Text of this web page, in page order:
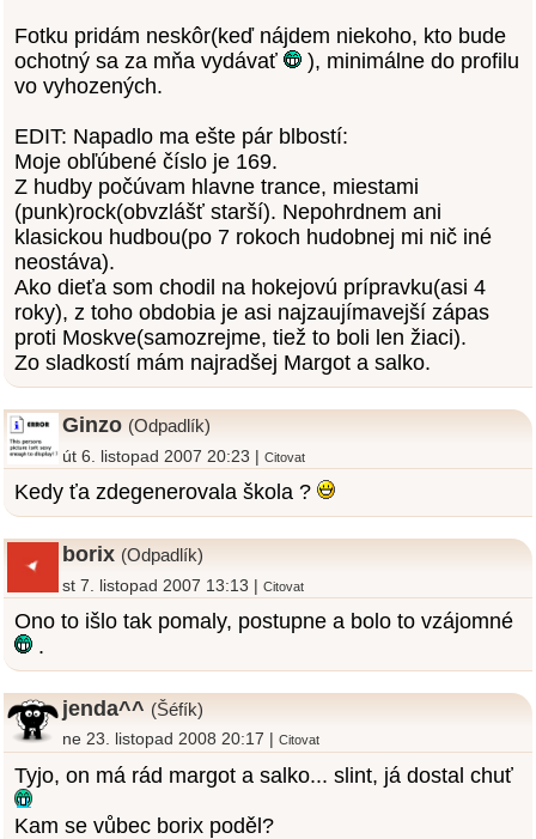
Fotku pridám neskôr(keď nájdem niekoho, kto bude
ochotný sa za mňa vydávať
), minimálne do profilu
vo vyhozených.
EDIT: Napadlo ma ešte pár blbostí:
Moje obľúbené číslo je 169.
Z hudby počúvam hlavne trance, miestami
(punk)rock(obvzlášť starší). Nepohrdnem ani
klasickou hudbou(po 7 rokoch hudobnej mi nič iné
neostáva).
Ako dieťa som chodil na hokejovú prípravku(asi 4
roky), z toho obdobia je asi najzaujímavejší zápas
proti Moskve(samozrejme, tiež to boli len žiaci).
Zo sladkostí mám najradšej Margot a salko.
Ginzo (Odpadlík)
út 6. listopad 2007 20:23 |Citovat
Kedy ťa zdegenerovala škola ?
borix (Odpadlík)
st 7. listopad 2007 13:13 |Citovat
Ono to išlo tak pomaly, postupne a bolo to vzájomné
.
jenda^^ (Šéfík)
ne 23. listopad 2008 20:17 |Citovat
Tyjo, on má rád margot a salko... slint, já dostal chuť
Kam se vůbec borix poděl?